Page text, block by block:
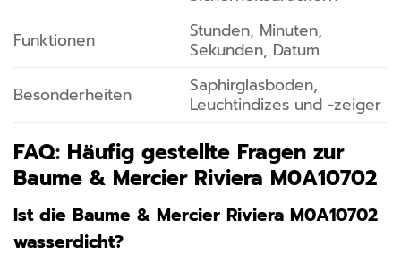
Funktionen
Stunden, Minuten,
Sekunden, Datum
Besonderheiten
Saphirglasboden,
Leuchtindizes und -zeiger
FAQ: Häufig gestellte Fragen zur
Baume & Mercier Riviera M0A10702
Ist die Baume & Mercier Riviera M0A10702
wasserdicht?